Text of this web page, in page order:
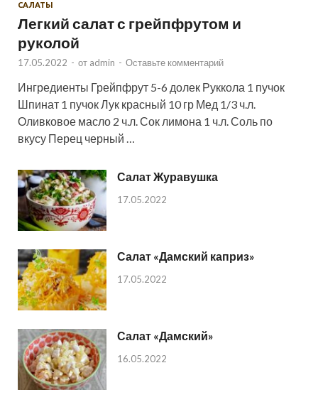
САЛАТЫ
Легкий салат с грейпфрутом и
руколой
17.05.2022 - от admin - Оставьте комментарий
Ингредиенты Грейпфрут 5-6 долек Руккола 1 пучок
Шпинат 1 пучок Лук красный 10 гр Мед 1/3 ч.л.
Оливковое масло 2 ч.л. Сок лимона 1 ч.л. Соль по
вкусу Перец черный …
Салат Журавушка
17.05.2022
Салат «Дамский каприз»
17.05.2022
Салат «Дамский»
16.05.2022